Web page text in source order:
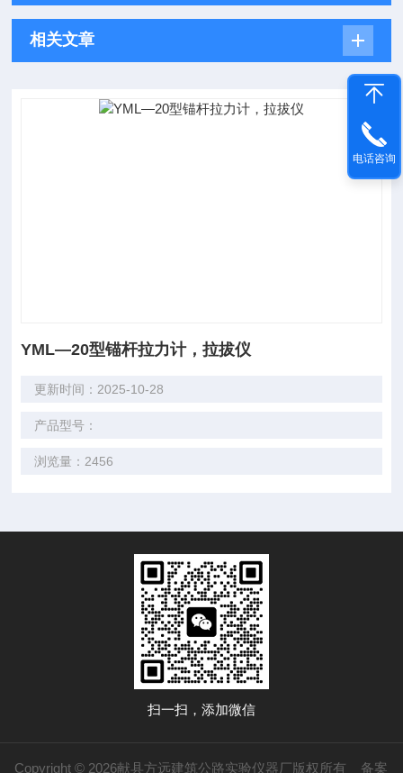
相关文章
YML—20型锚杆拉力计，拉拔仪
更新时间：2025-10-28
产品型号：
浏览量：2456
扫一扫，添加微信
Copyright © 2026献县方远建筑公路实验仪器厂版权所有 备案
电话咨询